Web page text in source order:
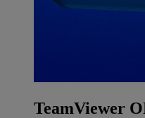
TeamViewer